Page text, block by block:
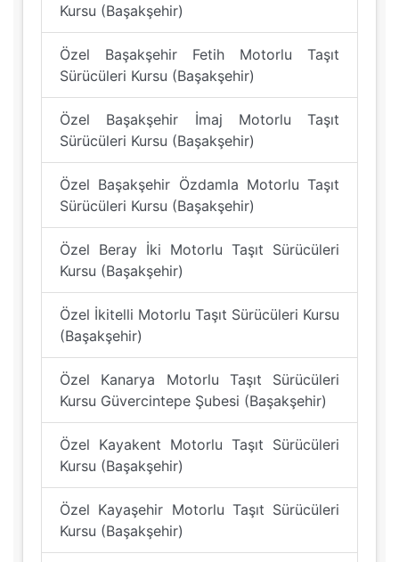
Kursu (Başakşehir)
Özel Başakşehir Fetih Motorlu Taşıt
Sürücüleri Kursu (Başakşehir)
Özel Başakşehir İmaj Motorlu Taşıt
Sürücüleri Kursu (Başakşehir)
Özel Başakşehir Özdamla Motorlu Taşıt
Sürücüleri Kursu (Başakşehir)
Özel Beray İki Motorlu Taşıt Sürücüleri
Kursu (Başakşehir)
Özel İkitelli Motorlu Taşıt Sürücüleri Kursu
(Başakşehir)
Özel Kanarya Motorlu Taşıt Sürücüleri
Kursu Güvercintepe Şubesi (Başakşehir)
Özel Kayakent Motorlu Taşıt Sürücüleri
Kursu (Başakşehir)
Özel Kayaşehir Motorlu Taşıt Sürücüleri
Kursu (Başakşehir)